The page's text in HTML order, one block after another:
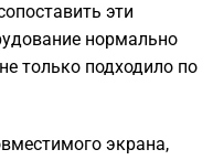
эти
нормально
только подходило по
экрана,